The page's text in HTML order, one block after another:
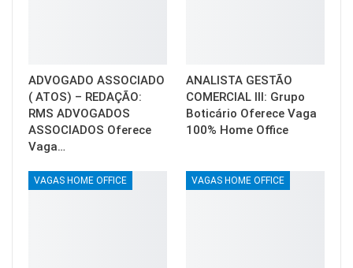
ADVOGADO ASSOCIADO
( ATOS) – REDAÇÃO:
RMS ADVOGADOS
ASSOCIADOS Oferece
Vaga…
ANALISTA GESTÃO
COMERCIAL III: Grupo
Boticário Oferece Vaga
100% Home Office
VAGAS HOME OFFICE VAGAS HOME OFFICE